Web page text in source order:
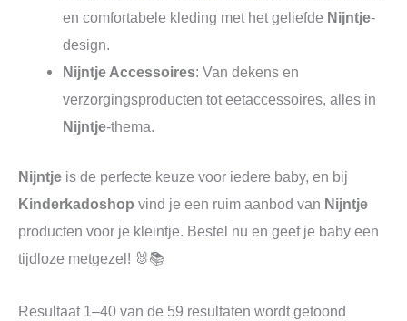
en comfortabele kleding met het geliefde Nijntje-
design.
Nijntje Accessoires: Van dekens en
verzorgingsproducten tot eetaccessoires, alles in
Nijntje-thema.
Nijntje is de perfecte keuze voor iedere baby, en bij
Kinderkadoshop vind je een ruim aanbod van Nijntje
producten voor je kleintje. Bestel nu en geef je baby een
tijdloze metgezel! 🐰📚
Resultaat 1–40 van de 59 resultaten wordt getoond